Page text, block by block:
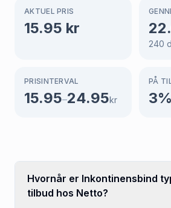
AKTUEL PRIS
15.95 kr
240
PRISINTERVAL
15.95–24.95kr
PÅ
3
Hvornår er Inkontinensbind
tilbud hos Netto?